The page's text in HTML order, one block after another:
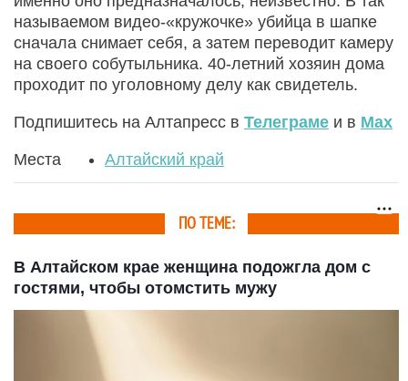
называемом видео-«кружочке» убийца в шапке
сначала снимает себя, а затем переводит камеру
на своего собутыльника. 40-летний хозяин дома
проходит по уголовному делу как свидетель.
Подпишитесь на Алтапресс в Телеграме и в Max
Места Алтайский край
ПО ТЕМЕ:
В Алтайском крае женщина подожгла дом с
гостями, чтобы отомстить мужу